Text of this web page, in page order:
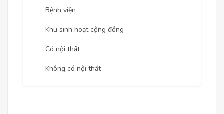
Bệnh viện
Khu sinh hoạt cộng đồng
Có nội thất
Không có nội thất